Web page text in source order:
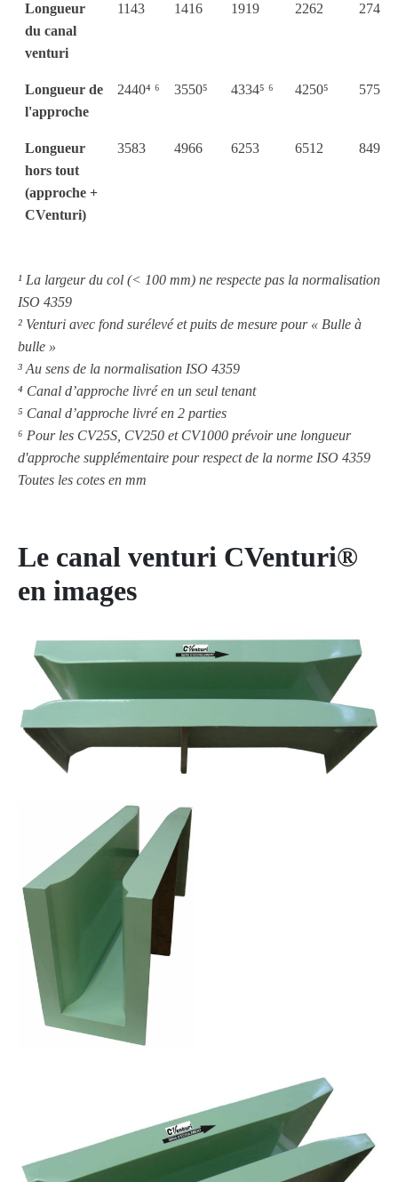
Longueur
du canal
venturi
1143 1416 1919 2262 2748
Longueur de
l'approche
2440⁴ ⁶ 3550⁵ 4334⁵ ⁶ 4250⁵ 5750⁵
Longueur
hors tout
(approche +
CVenturi)
3583 4966 6253 6512 8498
¹ La largeur du col (< 100 mm) ne respecte pas la normalisation
ISO 4359
² Venturi avec fond surélevé et puits de mesure pour « Bulle à
bulle »
³ Au sens de la normalisation ISO 4359
⁴ Canal d’approche livré en un seul tenant
⁵ Canal d’approche livré en 2 parties
⁶ Pour les CV25S, CV250 et CV1000 prévoir une longueur
d'approche supplémentaire pour respect de la norme ISO 4359
Toutes les cotes en mm
Le canal venturi CVenturi®
en images